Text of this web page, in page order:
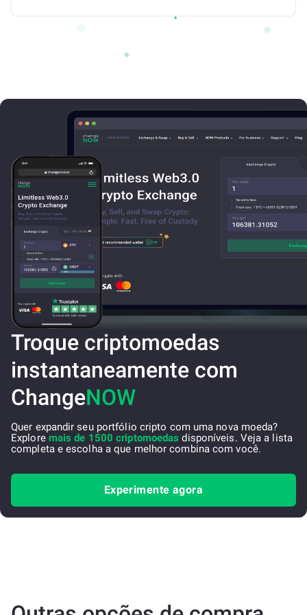
Troque criptomoedas
instantaneamente com
ChangeNOW
Quer expandir seu portfólio cripto com uma nova moeda?
Explore mais de 1500 criptomoedas disponíveis. Veja a lista
completa e escolha a que melhor combina com você.
Experimente agora